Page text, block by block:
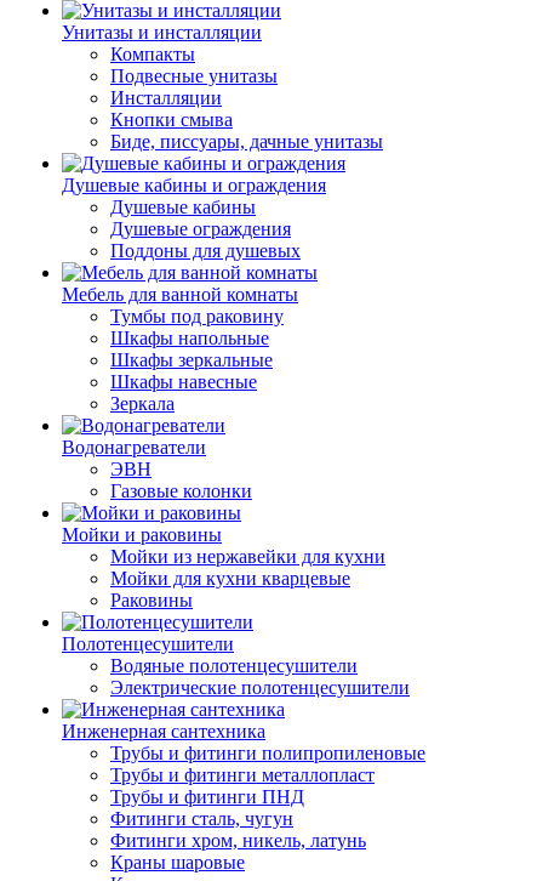
Унитазы и инсталляции
Компакты
Подвесные унитазы
Инсталляции
Кнопки смыва
Биде, писсуары, дачные унитазы
Душевые кабины и ограждения
Душевые кабины
Душевые ограждения
Поддоны для душевых
Мебель для ванной комнаты
Тумбы под раковину
Шкафы напольные
Шкафы зеркальные
Шкафы навесные
Зеркала
Водонагреватели
ЭВН
Газовые колонки
Мойки и раковины
Мойки из нержавейки для кухни
Мойки для кухни кварцевые
Раковины
Полотенцесушители
Водяные полотенцесушители
Электрические полотенцесушители
Инженерная сантехника
Трубы и фитинги полипропиленовые
Трубы и фитинги металлопласт
Трубы и фитинги ПНД
Фитинги сталь, чугун
Фитинги хром, никель, латунь
Краны шаровые